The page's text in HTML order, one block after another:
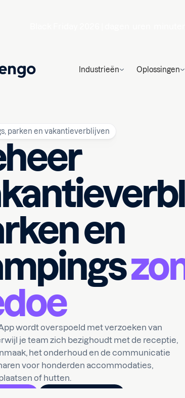
Industrieën Oplossingen
parken en vakantieverblijven
en
wordt overspoeld met verzoeken van
je team zich bezighoudt met de receptie,
het onderhoud en de communicatie
voor honderden accommodaties,
of hutten.